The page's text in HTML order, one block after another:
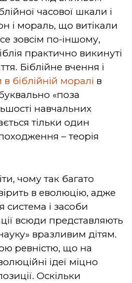
часової шкали і
і мораль, що витікали
зовсім по-іншому,
практично викинуті
Біблійне вчення і
біблійній моралі в
«поза
навчальних
тільки один
– теорія
чому так багато
в еволюцію, адже
система і засоби
всюди представляють
вразливим дітям.
ревністю, що на
ідеї міцно
Оскільки